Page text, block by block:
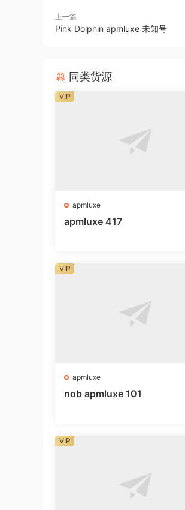
上一篇
Pink Dolphin apmluxe 未知号
同类货源
apmluxe
apmluxe 417
VIP
apmluxe
nob apmluxe 101
VIP
VIP